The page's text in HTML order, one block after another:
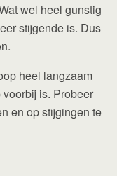
wel heel gunstig
stijgende is. Dus
heel langzaam
is. Probeer
en op stijgingen te